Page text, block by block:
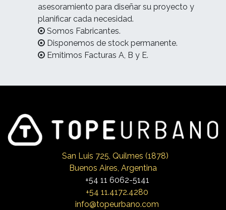
asesoramiento para diseñar su proyecto y
planificar cada necesidad.
Somos Fabricantes.
Disponemos de stock permanente.
Emitimos Facturas A, B y E.
San Luis 725, Quilmes (1878)
Buenos Aires, Argentina
+54 11 6062-5141
+54 11.4172.4280
info@topeurbano.com